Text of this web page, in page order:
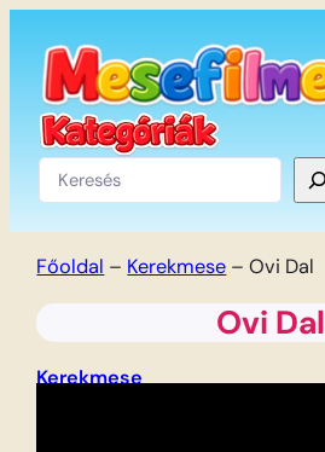
tartalomhoz
Keresés
Főoldal – Kerekmese –Ovi Dal
Ovi Dal
Kerekmese